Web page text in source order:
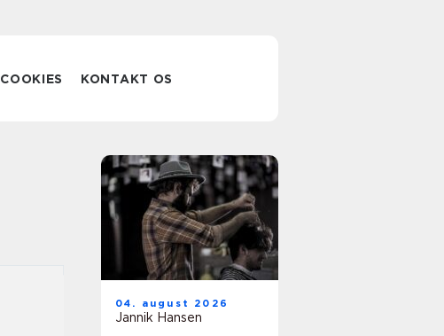
COOKIES KONTAKT OS
04. august 2026
Jannik Hansen